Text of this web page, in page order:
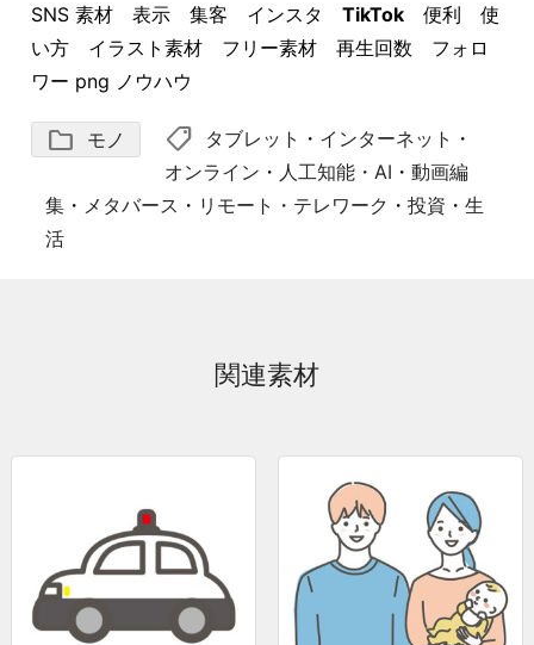
SNS 素材 表示 集客 インスタTikTok 便利 使
い方 イラスト素材 フリー素材 再生回数 フォロ
ワー png ノウハウ
folder モノ shoppingmode タブレット ・ インターネット ・
オンライン ・ 人工知能・AI ・動画編
集・ メタバース ・ リモート・テレワーク ・ 投資 ・ 生
活
関連素材